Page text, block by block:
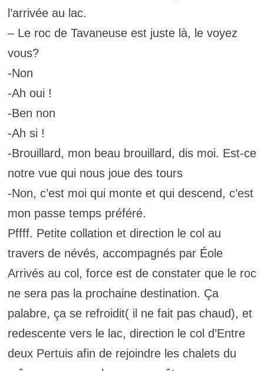
l’arrivée au lac.
– Le roc de Tavaneuse est juste là, le voyez
vous?
-Non
-Ah oui !
-Ben non
-Ah si !
-Brouillard, mon beau brouillard, dis moi. Est-ce
notre vue qui nous joue des tours
-Non, c’est moi qui monte et qui descend, c’est
mon passe temps préféré.
Pffff. Petite collation et direction le col au
travers de névés, accompagnés par Éole
Arrivés au col, force est de constater que le roc
ne sera pas la prochaine destination. Ça
palabre, ça se refroidit( il ne fait pas chaud), et
redescente vers le lac, direction le col d’Entre
deux Pertuis afin de rejoindre les chalets du